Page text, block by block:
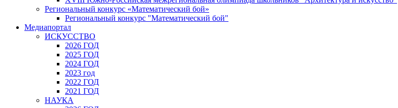
Региональный конкурс «Математический бой»
Региональный конкурс "Математический бой"
Медиапортал
ИСКУССТВО
2026 ГОД
2025 ГОД
2024 ГОД
2023 год
2022 ГОД
2021 ГОД
НАУКА